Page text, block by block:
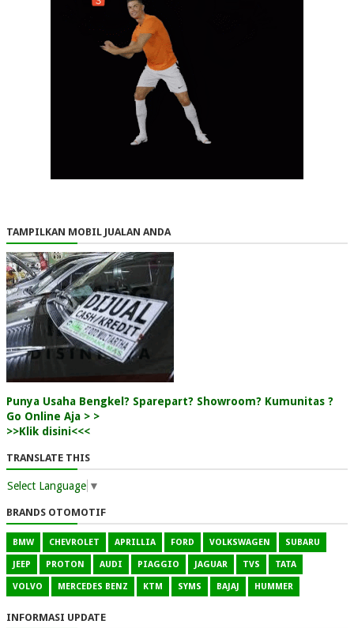
TAMPILKAN MOBIL JUALAN ANDA
Punya Usaha Bengkel? Sparepart? Showroom? Kumunitas ?
Go Online Aja > >
>>Klik disini<<<
TRANSLATE THIS
Select Language ▼
BRANDS OTOMOTIF
BMW CHEVROLET APRILLIA FORD VOLKSWAGEN SUBARU
JEEP PROTON AUDI PIAGGIO JAGUAR TVS TATA
VOLVO MERCEDES BENZ KTM SYMS BAJAJ HUMMER
INFORMASI UPDATE